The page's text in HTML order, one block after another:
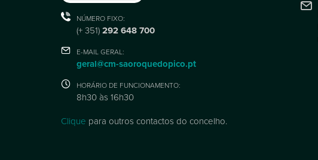
NÚMERO FIXO:
(+ 351) 292 648 700
E-MAIL GERAL:
geral@cm-saoroquedopico.pt
HORÁRIO DE FUNCIONAMENTO:
8h30 às 16h30
Clique para outros contactos do concelho.